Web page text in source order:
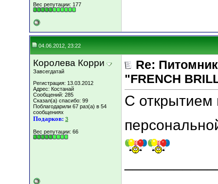
Вес репутации: 177
04.06.2012, 23:22
Королева Корри
Завсегдатай
Регистрация: 13.03.2012
Адрес: Костанай
Сообщений: 285
Сказал(а) спасибо: 99
Поблагодарили 67 раз(а) в 54
сообщениях
Подарков: 3
Вес репутации: 66
Re:
"FRENCH
C открытием